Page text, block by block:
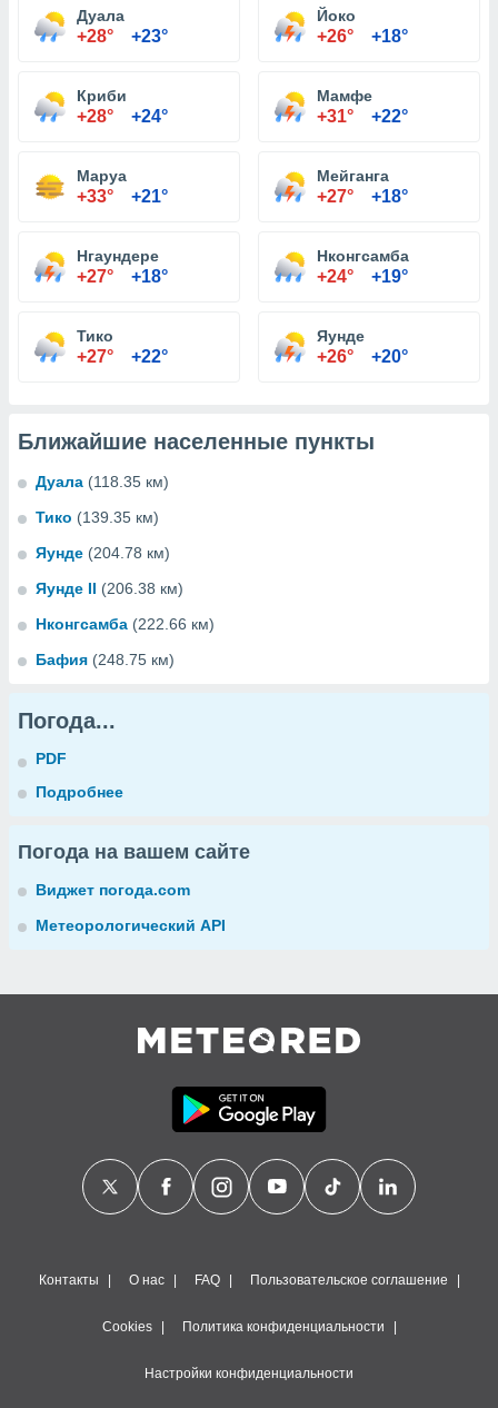
Дуала
+28° +23°
Йоко
+26° +18°
Криби
+28° +24°
Мамфе
+31° +22°
Маруа
+33° +21°
Мейганга
+27° +18°
Нгаундере
+27° +18°
Нконгсамба
+24° +19°
Тико
+27° +22°
Яунде
+26° +20°
Ближайшие населенные пункты
Дуала (118.35 км)
Тико (139.35 км)
Яунде (204.78 км)
Яунде II (206.38 км)
Нконгсамба (222.66 км)
Бафия (248.75 км)
Погода...
PDF
Подробнее
Погода на вашем сайте
Виджет погода.com
Метеорологический API
Контакты О нас FAQ Пользовательское соглашение
Cookies Политика конфиденциальности
Настройки конфиденциальности